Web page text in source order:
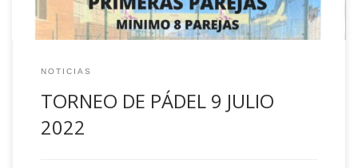
NOTICIAS
TORNEO DE PÁDEL 9 JULIO
2022